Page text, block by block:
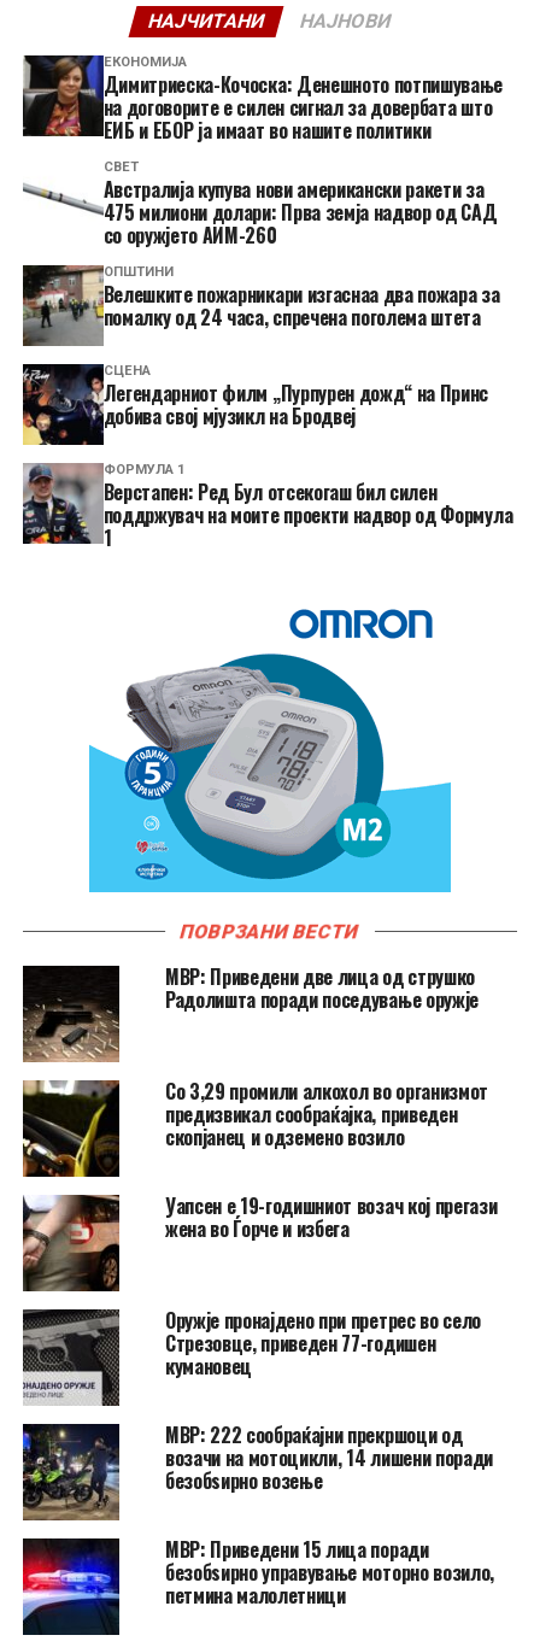
НАЈЧИТАНИ НАЈНОВИ
ЕКОНОМИЈА
Димитриеска-Кочоска: Денешното потпишување
на договорите е силен сигнал за довербата што
ЕИБ и ЕБОР ја имаат во нашите политики
СВЕТ
Австралија купува нови американски ракети за
475 милиони долари: Прва земја надвор од САД
со оружјето АИМ-260
ОПШТИНИ
Велешките пожарникари изгаснаа два пожара за
помалку од 24 часа, спречена поголема штета
СЦЕНА
Легендарниот филм „Пурпурен дожд“ на Принс
добива свој мјузикл на Бродвеј
ФОРМУЛА 1
Верстапен: Ред Бул отсекогаш бил силен
поддржувач на моите проекти надвор од Формула
1
ПОВРЗАНИ ВЕСТИ
МВР: Приведени две лица од струшко
Радолишта поради поседување оружје
Со 3,29 промили алкохол во организмот
предизвикал сообраќајка, приведен
скопјанец и одземено возило
Уапсен е 19-годишниот возач кој прегази
жена во Ѓорче и избега
Оружје пронајдено при претрес во село
Стрезовце, приведен 77-годишен
кумановец
МВР: 222 сообраќајни прекршоци од
возачи на мотоцикли, 14 лишени поради
безобѕирно возење
МВР: Приведени 15 лица поради
безобѕирно управување моторно возило,
петмина малолетници